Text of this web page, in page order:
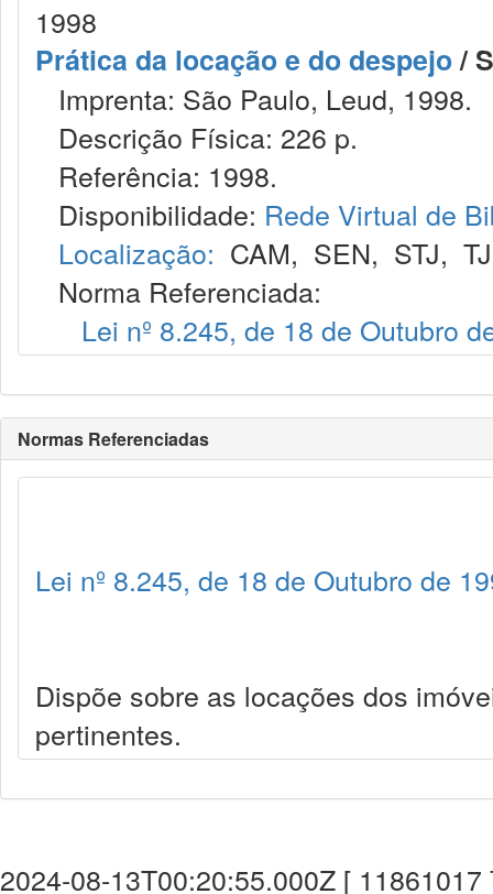
1998
Prática da locação e do despejo/
Imprenta: São Paulo, Leud, 1998.
Descrição Física: 226 p.
Referência: 1998.
Disponibilidade: Rede Virtual de
Localização: CAM, SEN, STJ,
Norma Referenciada:
Lei nº 8.245, de 18 de Outubro
Normas Referenciadas
Lei nº 8.245, de 18 de Outubro de
Dispõe sobre as locações dos
pertinentes.
2024-08-13T00:20:55.000Z [ 11861017